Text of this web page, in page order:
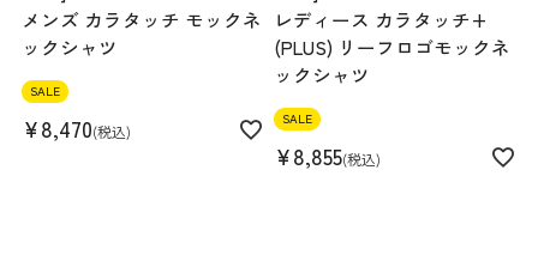
メンズ カラタッチ モックネ
ックシャツ
SALE
¥8,470 税込
レディース カラタッチ+
(PLUS) リーフロゴモックネ
ックシャツ
SALE
¥8,855 税込